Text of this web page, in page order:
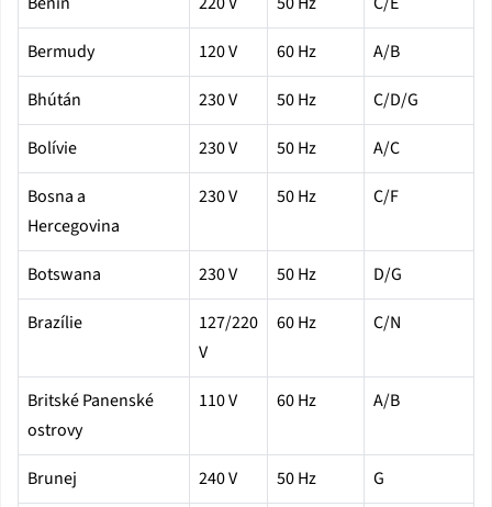
Bermudy
120 V 60 Hz
A/B
Bhútán
230 V 50 Hz
C/D/G
Bolívie
230 V 50 Hz
A/C
Bosna a
Hercegovina
230 V 50 Hz C/F
Botswana 230 V 50 Hz
D/G
Brazílie
127/220
V
60 Hz C/N
Britské Panenské
ostrovy
110 V 60 Hz A/B
Brunej 240 V 50 Hz
G